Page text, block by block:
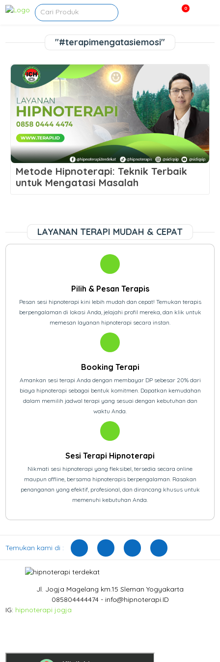
0
"#terapimengatasiemosi"
Metode Hipnoterapi: Teknik Terbaik
untuk Mengatasi Masalah
LAYANAN TERAPI MUDAH & CEPAT
Pilih & Pesan Terapis
Pesan sesi hipnoterapi kini lebih mudah dan cepat! Temukan terapis
berpengalaman di lokasi Anda, jelajahi profil mereka, dan klik untuk
memesan layanan hipnoterapi secara instan.
Booking Terapi
Amankan sesi terapi Anda dengan membayar DP sebesar 20% dari
biaya hipnoterapi sebagai bentuk komitmen. Dapatkan kemudahan
dalam memilih jadwal terapi yang sesuai dengan kebutuhan dan
waktu Anda.
Sesi Terapi Hipnoterapi
Nikmati sesi hipnoterapi yang fleksibel, tersedia secara online
maupun offline, bersama hipnoterapis berpengalaman. Rasakan
penanganan yang efektif, profesional, dan dirancang khusus untuk
memenuhi kebutuhan Anda.
Temukan kami di :
Jl. Jogja Magelang km.15 Sleman Yogyakarta
085804444474 - info@hipnoterapi.ID
IG: hipnoterapi jogja